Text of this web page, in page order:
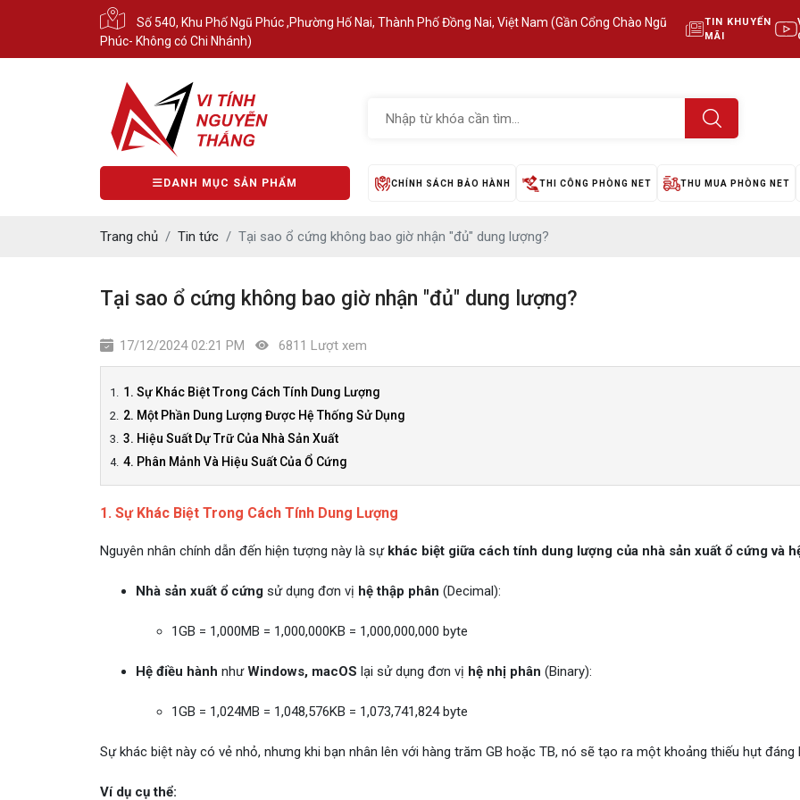
Số 540, Khu Phố Ngũ Phúc ,Phường Hố Nai, Thành Phố Đồng Nai, Việt Nam (Gần Cổng Chào Ngũ
Phúc- Không có Chi Nhánh)
TIN KHUYẾN
MÃI
DANH MỤC SẢN PHẨM CHÍNH SÁCH BẢO HÀNH THI CÔNG PHÒNG NET THU MUA PHÒNG NET
Trang chủ Tin tức Tại sao ổ cứng không bao giờ nhận "đủ" dung lượng?
Tại sao ổ cứng không bao giờ nhận "đủ" dung lượng?
17/12/2024 02:21 PM 6811 Lượt xem
1. Sự Khác Biệt Trong Cách Tính Dung Lượng
2. Một Phần Dung Lượng Được Hệ Thống Sử Dụng
3. Hiệu Suất Dự Trữ Của Nhà Sản Xuất
4. Phân Mảnh Và Hiệu Suất Của Ổ Cứng
1. Sự Khác Biệt Trong Cách Tính Dung Lượng
Nguyên nhân chính dẫn đến hiện tượng này là sự khác biệt giữa cách tính dung lượng của nhà sản xuất ổ cứng và
Nhà sản xuất ổ cứng sử dụng đơn vị hệ thập phân (Decimal):
1GB = 1,000MB = 1,000,000KB = 1,000,000,000 byte
Hệ điều hành nhưWindows, macOS lại sử dụng đơn vị hệ nhị phân (Binary):
1GB = 1,024MB = 1,048,576KB = 1,073,741,824 byte
Sự khác biệt này có vẻ nhỏ, nhưng khi bạn nhân lên với hàng trăm GB hoặc TB, nó sẽ tạo ra một khoảng thiếu hụt đáng
Ví dụ cụ thể: